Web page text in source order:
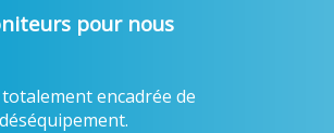
pour nous
encadrée de